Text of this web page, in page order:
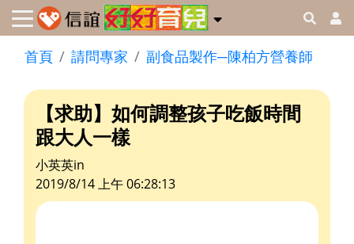
首頁 請問專家 副食品製作─陳柏方營養師
【求助】如何調整孩子吃飯時間
跟大人一樣
小英英in
2019/8/14 上午 06:28:13